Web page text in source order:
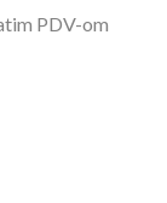
PDV-om